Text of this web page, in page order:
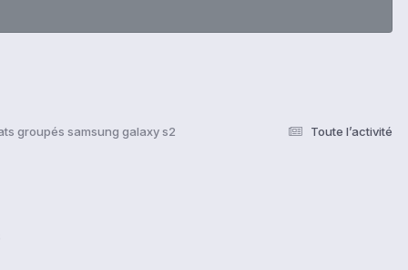
Toute l’activité
groupés samsung galaxy s2